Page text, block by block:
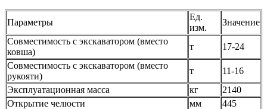
Параметры
Ед.
изм.
Значение
Совместимость с экскаватором (вместо
ковша)
т
17-24
Совместимость с экскаватором (вместо
рукояти)
т
11-16
Эксплуатационная масса
кг
2140
Открытие челюсти
мм
445